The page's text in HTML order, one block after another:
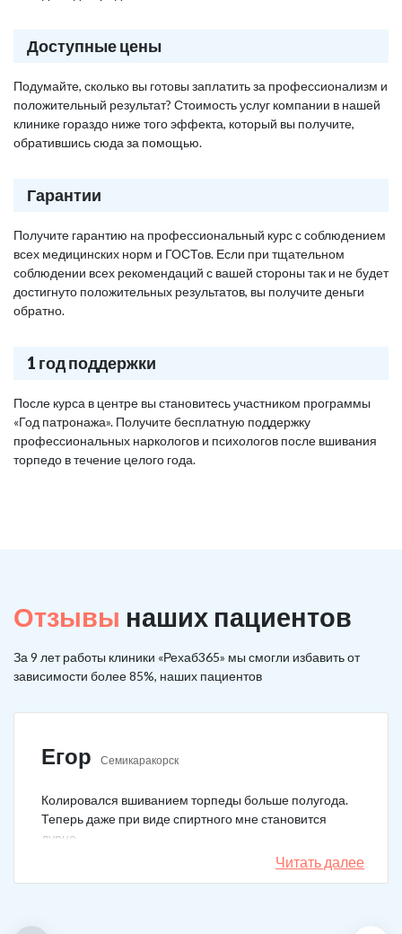
Доступные цены
Подумайте, сколько вы готовы заплатить за профессионализм и
положительный результат? Стоимость услуг компании в нашей
клинике гораздо ниже того эффекта, который вы получите,
обратившись сюда за помощью.
Гарантии
Получите гарантию на профессиональный курс с соблюдением
всех медицинских норм и ГОСТов. Если при тщательном
соблюдении всех рекомендаций с вашей стороны так и не будет
достигнуто положительных результатов, вы получите деньги
обратно.
1 год поддержки
После курса в центре вы становитесь участником программы
«Год патронажа». Получите бесплатную поддержку
профессиональных наркологов и психологов после вшивания
торпедо в течение целого года.
Отзывы наших пациентов
За 9 лет работы клиники «Рехаб365» мы смогли избавить от
зависимости более 85%, наших пациентов
Егор Семикаракорск
Колировался вшиванием торпеды больше полугода.
Теперь даже при виде спиртного мне становится
дурно.
Читать далее